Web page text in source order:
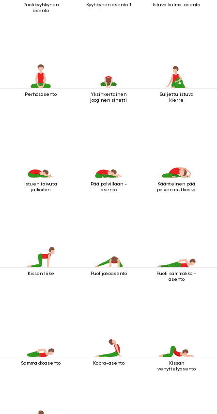
Puolikyyhkynen
asento
Kyyhkynen asento 1 Istuva kulma-asento
Perhosasento
Yksinkertainen
jooginen sinetti
Suljettu istuva
kierre
Istuen taivuta
jalkoihin
Pää polvillaan -
asento
Käänteinen pää
polven mutkassa
Kissan liike Puolijakoasento
Puoli sammakko -
asento
Sammakkoasento Kobra-asento
Kissan
venyttelyasento